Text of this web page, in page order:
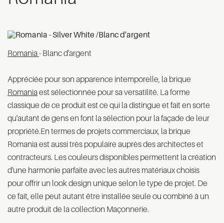
Romania- Blanc d'argent
Appréciée pour son apparence intemporelle, la brique
Romaniaest sélectionnée pour sa versatilité. La forme
classique de ce produit est ce qui la distingue et fait en sorte
qu'autant de gens en font la sélection pour la façade de leur
propriété.En termes de projets commerciaux, la brique
Romania est aussi très populaire auprès des architectes et
contracteurs. Les couleurs disponibles permettent la création
d'une harmonie parfaite avec les autres matériaux choisis
pour offrir un look design unique selon le type de projet. De
ce fait, elle peut autant être installée seule ou combiné à un
autre produit de la collection Maçonnerie.